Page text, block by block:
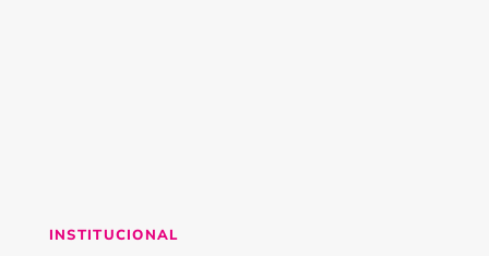
INSTITUCIONAL